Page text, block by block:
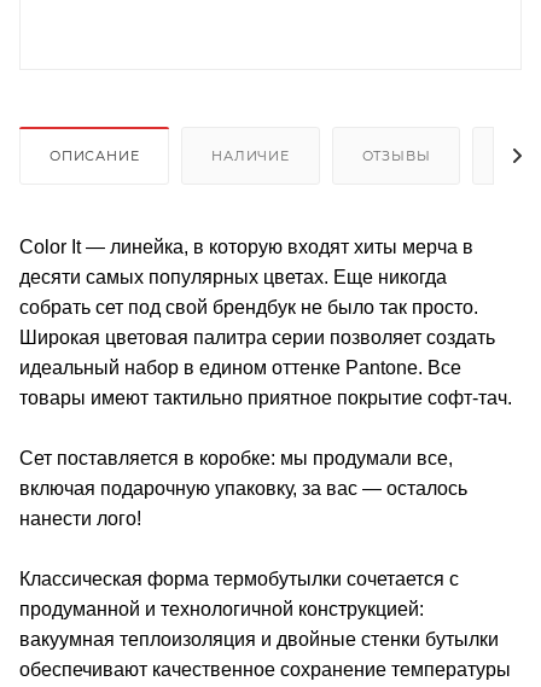
ОПИСАНИЕ НАЛИЧИЕ ОТЗЫВЫ
Color It — линейка, в которую входят хиты мерча в
десяти самых популярных цветах. Еще никогда
собрать сет под свой брендбук не было так просто.
Широкая цветовая палитра серии позволяет создать
идеальный набор в едином оттенке Pantone. Все
товары имеют тактильно приятное покрытие софт-тач.
Сет поставляется в коробке: мы продумали все,
включая подарочную упаковку, за вас — осталось
нанести лого!
Классическая форма термобутылки сочетается с
продуманной и технологичной конструкцией:
вакуумная теплоизоляция и двойные стенки бутылки
обеспечивают качественное сохранение температуры